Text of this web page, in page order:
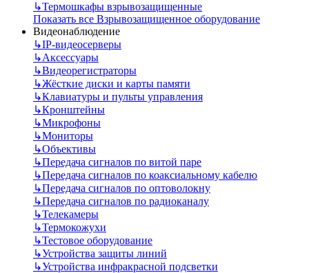
↳Термошкафы взрывозащищенные
Показать все Взрывозащищенное оборудование
Видеонаблюдение
↳IP-видеосерверы
↳Аксессуары
↳Видеорегистраторы
↳Жёсткие диски и карты памяти
↳Клавиатуры и пульты управления
↳Кронштейны
↳Микрофоны
↳Мониторы
↳Объективы
↳Передача сигналов по витой паре
↳Передача сигналов по коаксиальному кабелю
↳Передача сигналов по оптоволокну
↳Передача сигналов по радиоканалу
↳Телекамеры
↳Термокожухи
↳Тестовое оборудование
↳Устройства защиты линий
↳Устройства инфракрасной подсветки